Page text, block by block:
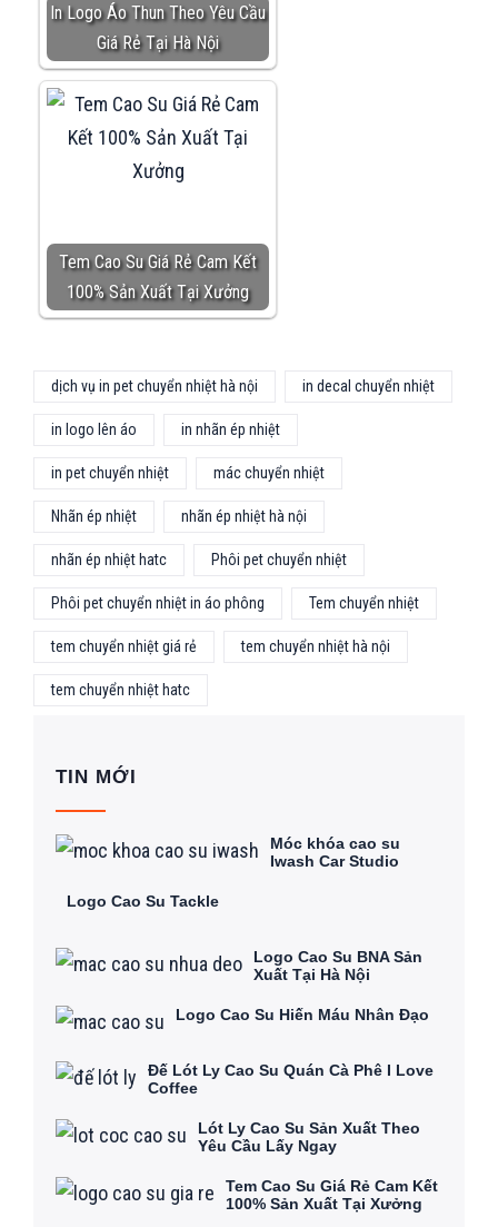
In Logo Áo Thun Theo Yêu Cầu
Giá Rẻ Tại Hà Nội
Tem Cao Su Giá Rẻ Cam Kết
100% Sản Xuất Tại Xưởng
dịch vụ in pet chuyển nhiệt hà nội in decal chuyển nhiệt
in logo lên áo in nhãn ép nhiệt
in pet chuyển nhiệt mác chuyển nhiệt
Nhãn ép nhiệt nhãn ép nhiệt hà nội
nhãn ép nhiệt hatc Phôi pet chuyển nhiệt
Phôi pet chuyển nhiệt in áo phông Tem chuyển nhiệt
tem chuyển nhiệt giá rẻ tem chuyển nhiệt hà nội
tem chuyển nhiệt hatc
TIN MỚI
Móc khóa cao su
Iwash Car Studio
Logo Cao Su Tackle
Logo Cao Su BNA Sản
Xuất Tại Hà Nội
Logo Cao Su Hiến Máu Nhân Đạo
Đế Lót Ly Cao Su Quán Cà Phê I Love
Coffee
Lót Ly Cao Su Sản Xuất Theo
Yêu Cầu Lấy Ngay
Tem Cao Su Giá Rẻ Cam Kết
100% Sản Xuất Tại Xưởng